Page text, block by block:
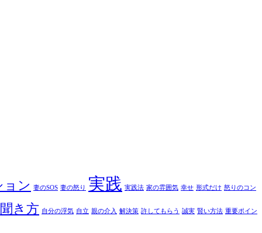
ョン 妻のSOS 妻の怒り 実践 実践法 家の雰囲気 幸せ 形式だけ 怒りのコン
聞き方 自分の浮気 自立 親の介入 解決策 許してもらう 誠実 賢い方法 重要ポイン